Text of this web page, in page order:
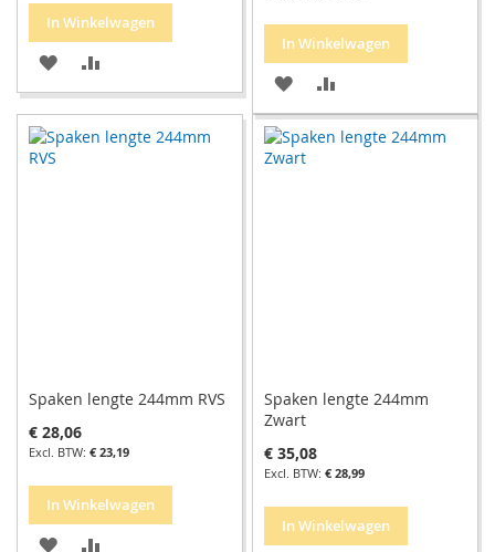
In Winkelwagen
VOEG
TOE
AAN
OM
TE
In Winkelwagen
VOEG
TOE
AAN
OM
Spaken lengte 244mm RVS
€ 28,06
€ 23,19
In Winkelwagen
VOEG
Spaken lengte 244mm
Zwart
€ 35,08
€ 28,99
In Winkelwagen